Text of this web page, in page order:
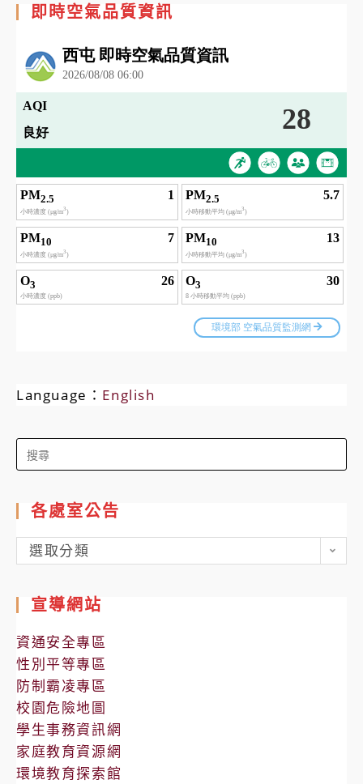
即時空氣品質資訊
Language： English
Search
for:
各處室公告
各
處
公
告
選取分類
宣導網站
資通安全專區
性別平等專區
防制霸凌專區
校園危險地圖
學生事務資訊網
家庭教育資源網
環境教育探索館